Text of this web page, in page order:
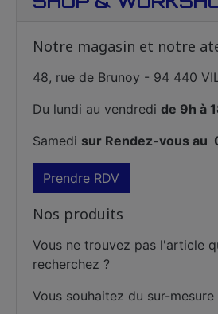
Notre magasin et notre
48, rue de Brunoy - 94 440
Du lundi au vendredi de 9h à
Samedi sur Rendez-vous au
Prendre RDV
Nos produits
Vous ne trouvez pas l'article
recherchez ?
Vous souhaitez du sur-mesure